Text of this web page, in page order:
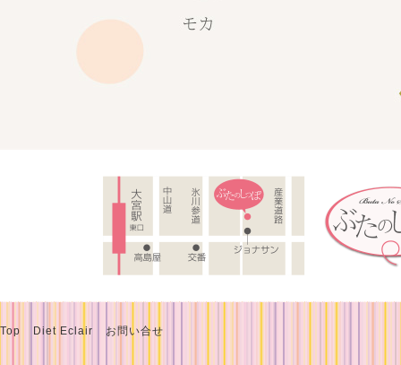
Top Diet Eclair お問い合せ